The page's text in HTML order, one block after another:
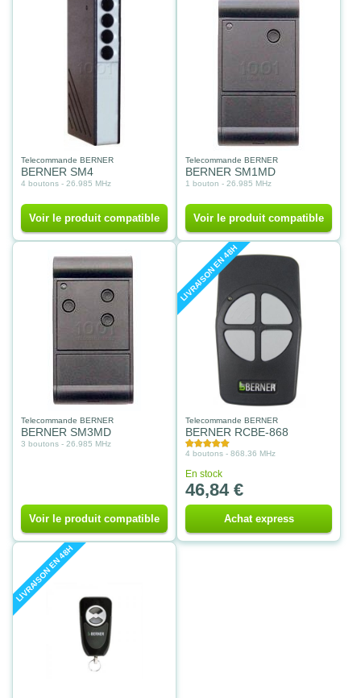
Telecommande BERNER
BERNER SM4
4 boutons - 26.985 MHz
Voir le produit compatible
Telecommande BERNER
BERNER SM1MD
1 bouton - 26.985 MHz
Voir le produit compatible
Telecommande BERNER
BERNER SM3MD
3 boutons - 26.985 MHz
Voir le produit compatible
LIVRAISON EN 48H
Telecommande BERNER
BERNER RCBE-868
4 boutons - 868.36 MHz
En stock
46,84 €
Achat express
LIVRAISON EN 48H